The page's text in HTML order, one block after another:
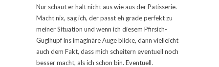
Nur schaut er halt nicht aus wie aus der Patisserie.
Macht nix, sag ich, der passt eh grade perfekt zu
meiner Situation und wenn ich diesem Pfirsich-
Guglhupf ins imaginäre Auge blicke, dann vielleicht
auch dem Fakt, dass mich scheitern eventuell noch
besser macht, als ich schon bin. Eventuell.